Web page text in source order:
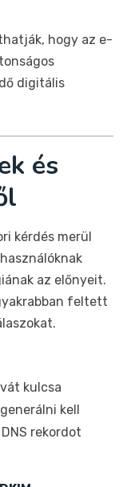
hogy az e-
digitális
és
kérdés merül
az előnyeit.
feltett
kulcsa
kell
rekordot